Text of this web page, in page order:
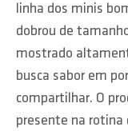
linha dos minis
dobrou de
mostrado
busca sabor em
compartilhar. O
presente na rotina